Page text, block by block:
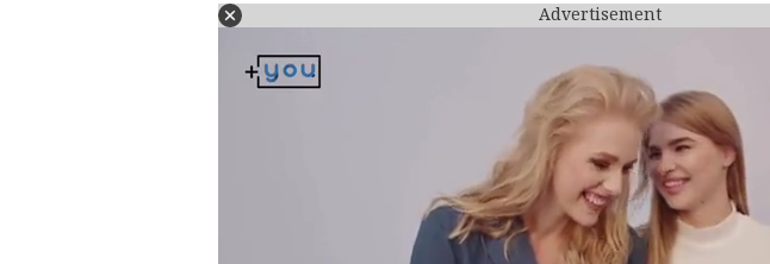
শুক্রবার থেকে রবিবার পর্যন্ত টানা বৈঠক বিজেপির (BJP)
শুক্রবার থেকে রবিবার পর্যন্ত টানা কয়েক দিন ধরে এই বৈঠকে অংশ নেন বিজেপির
মন্ত্রী সুকান্ত মজুমদার এবং কেন্দ্রীয় পর্যবেক্ষক সুনীল বনশল। এমনকি শনিবার রাত
৪৩টি সাংগঠনিক জেলার দায়িত্বপ্রাপ্ত নেতাদের সঙ্গে আলাদা করে কথা বলেন রাজ্য